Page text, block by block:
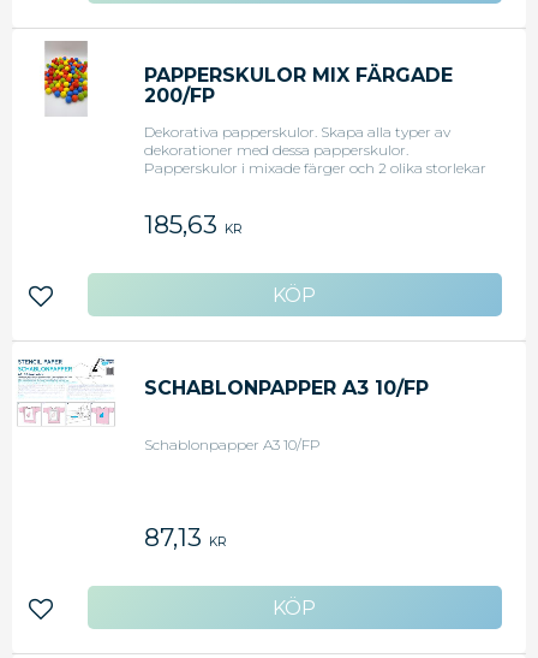
PAPPERSKULOR MIX FÄRGADE
200/FP
Dekorativa papperskulor. Skapa alla typer av
dekorationer med dessa papperskulor.
Papperskulor i mixade färger och 2 olika storlekar
185,63 KR
Lägg till i favoriter
SCHABLONPAPPER A3 10/FP
Schablonpapper A3 10/FP
87,13 KR
Lägg till i favoriter